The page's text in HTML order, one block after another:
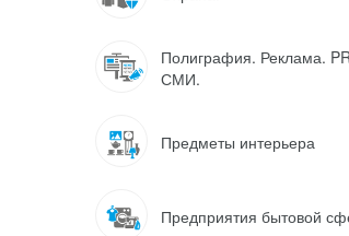
Полиграфия. Реклама.
СМИ.
Предметы интерьера
Предприятия бытовой